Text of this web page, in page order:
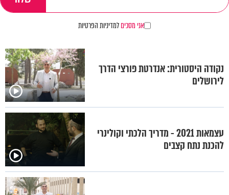
אני מסכיםלמדיניות הפרטיות
נקודה היסטורית: אנדרטת פורצי הדרך
לירושלים
עצמאות 2021 - מדריך הלכתי וקולינרי
להכנת נתח קצבים